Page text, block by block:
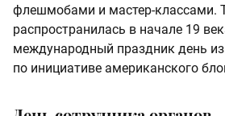
флешмобами и мастер-классами.
распространилась в начале 19
международный праздник день
по инициативе американского